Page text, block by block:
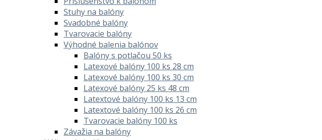
Stuhy na balóny
Svadobné balóny
Tvarovacie balóny
Výhodné balenia balónov
Balóny s potlačou 50 ks
Latexové balóny 100 ks 28 cm
Latexové balóny 100 ks 30 cm
Latexové balóny 25 ks 48 cm
Latextové balóny 100 ks 13 cm
Latextové balóny 100 ks 26 cm
Tvarovacie balóny 100 ks
Závažia na balóny